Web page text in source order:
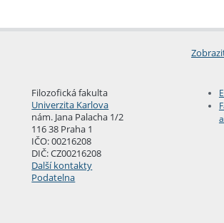
Filozofická fakulta
Univerzita Karlova
nám. Jana Palacha 1/2
116 38 Praha 1
IČO: 00216208
DIČ: CZ00216208
Další kontakty
Podatelna